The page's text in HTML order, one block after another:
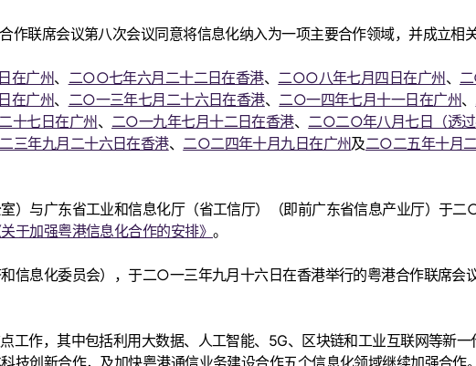
联席会议第八次会议同意将信息化纳入为一项主要合作领域，并成立相关
在广州、 二○○七年六月二十二日在香港、 二○○八年七月四日在广州、
在广州、 二○一三年七月二十六日在香港、 二○一四年七月十一日在广州、
十七日在广州、 二○一九年七月十二日在香港、 二○二○年八月七日（透过
三年九月二十六日在香港、 二○二四年十月九日在广州及二○二五年十月
）与广东省工业和信息化厅（省工信厅）（即前广东省信息产业厅）于
于加强粤港信息化合作的安排》。
信息化委员会），于二○一三年九月十六日在香港举行的粤港合作联席会
作，其中包括利用大数据、人工智能、5G、区块链和工业互联网等新
创新合作，及加快粤港通信业务建设合作五个信息化领域继续加强合作。